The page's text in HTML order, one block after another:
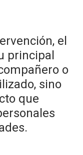
el
principal
o
sino
que